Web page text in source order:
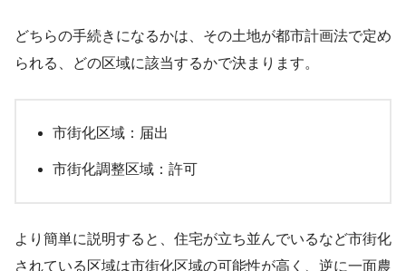
どちらの手続きになるかは、その土地が都市計画法で定め
られる、どの区域に該当するかで決まります。
市街化区域：届出
市街化調整区域：許可
より簡単に説明すると、住宅が立ち並んでいるなど市街化
されている区域は市街化区域の可能性が高く、逆に一面農